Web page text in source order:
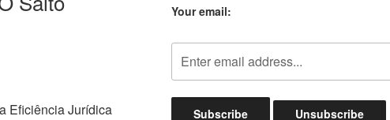
Eficiência Jurídica
Your email: